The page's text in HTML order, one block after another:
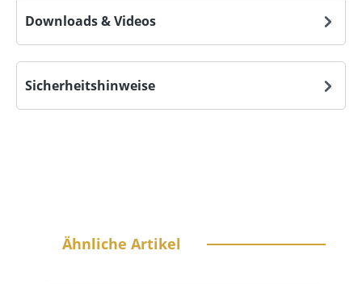
Downloads & Videos
Sicherheitshinweise
Ähnliche Artikel